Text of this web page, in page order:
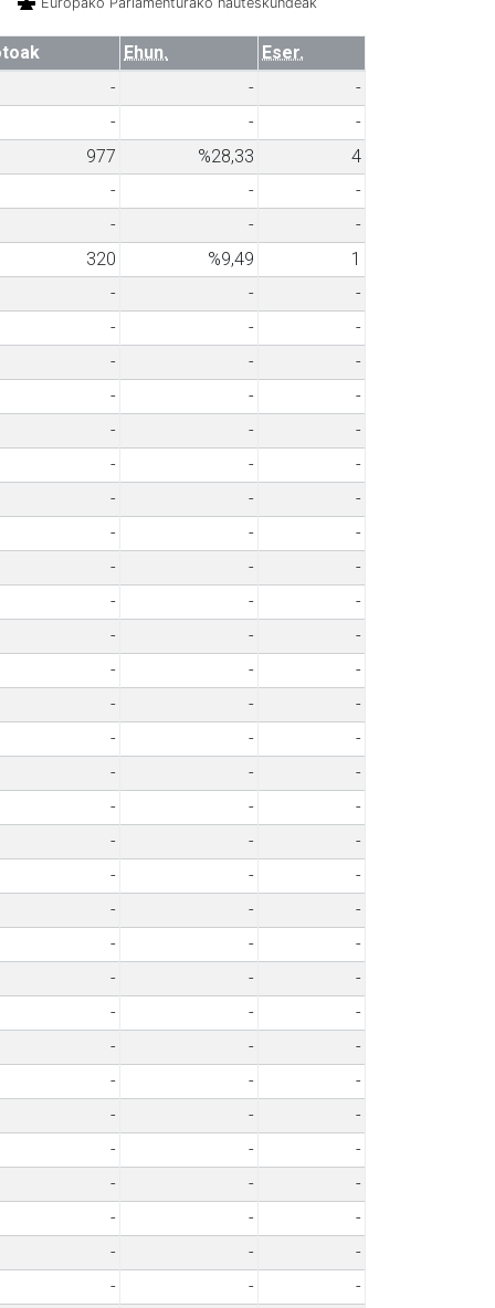
Ehun.
Eser.
- -
-
- -
-
977 %28,33
4
- -
-
- -
-
320 %9,49
1
- -
-
- -
-
- -
-
- -
-
- -
-
- -
-
- -
-
- -
-
- -
-
- -
-
- -
-
- -
-
- -
-
- -
-
- -
-
- -
-
- -
-
- -
-
- -
-
- -
-
- -
-
- -
-
- -
-
- -
-
- -
-
- -
-
- -
-
- -
-
- -
-
- -
-